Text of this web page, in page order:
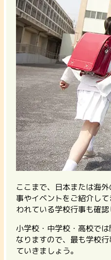
ここまで、日本または海
事やイベントをご紹介し
われている学校行事も確認
小学校・中学校・高校で
なりますので、最も学校
ていきましょう。